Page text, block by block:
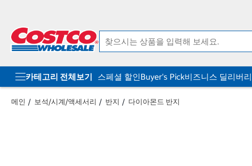
카테고리 전체보기 스페셜 할인Buyer's Pick비즈니스 딜리버리
메인 보석/시계/액세서리 반지 다이아몬드 반지